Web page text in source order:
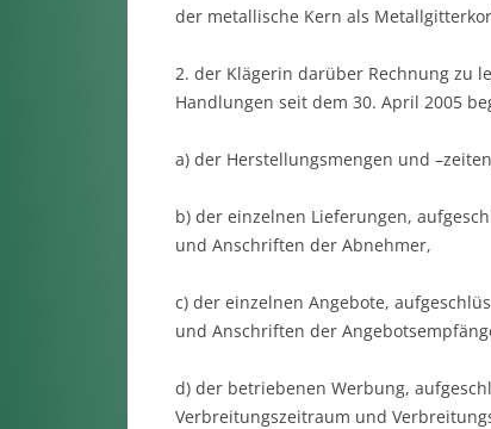
der metallische Kern als
2. der Klägerin darüber Rechnung zu
Handlungen seit dem 30. April 2005
a) der Herstellungsmengen und
b) der einzelnen Lieferungen,
und Anschriften der Abnehmer,
c) der einzelnen Angebote,
und Anschriften der
d) der betriebenen Werbung,
Verbreitungszeitraum und